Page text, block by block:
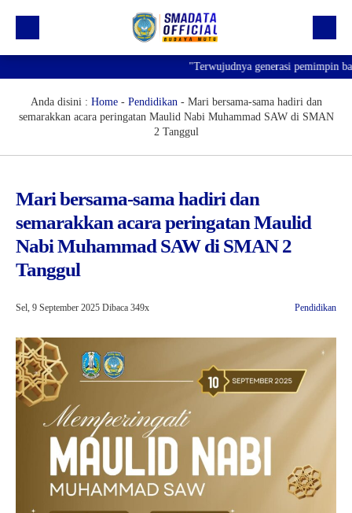
Profil
Prestasi
Informasi
Saluran Resmi WA
"Terwujudnya generasi pemimpin
Anda disini : Home- Pendidikan- Mari bersama-sama hadiri dan
semarakkan acara peringatan Maulid Nabi Muhammad SAW di SMAN
2 Tanggul
Mari bersama-sama hadiri dan
semarakkan acara peringatan Maulid
Nabi Muhammad SAW di SMAN 2
Tanggul
Sel, 9 September 2025 Dibaca 349x Pendidikan